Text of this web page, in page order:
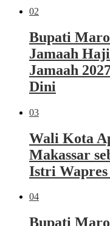
02
Bupati
Jamaah
Jamaah
Dini
03
Wali Kota
Makassar
Istri
04
Bupati